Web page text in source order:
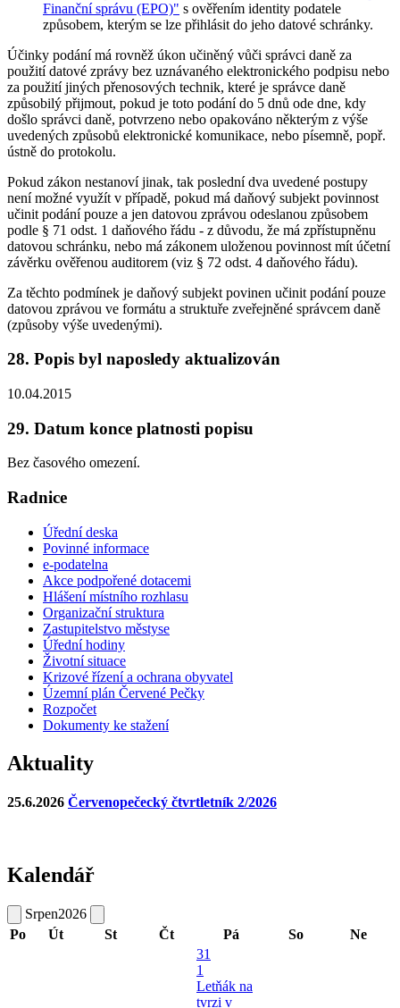
Finanční správu (EPO)" s ověřením identity podatele
způsobem, kterým se lze přihlásit do jeho datové schránky.
Účinky podání má rovněž úkon učiněný vůči správci daně za
použití datové zprávy bez uznávaného elektronického podpisu nebo
za použití jiných přenosových technik, které je správce daně
způsobilý přijmout, pokud je toto podání do 5 dnů ode dne, kdy
došlo správci daně, potvrzeno nebo opakováno některým z výše
uvedených způsobů elektronické komunikace, nebo písemně, popř.
ústně do protokolu.
Pokud zákon nestanoví jinak, tak poslední dva uvedené postupy
není možné využít v případě, pokud má daňový subjekt povinnost
učinit podání pouze a jen datovou zprávou odeslanou způsobem
podle § 71 odst. 1 daňového řádu - z důvodu, že má zpřístupněnu
datovou schránku, nebo má zákonem uloženou povinnost mít účetní
závěrku ověřenou auditorem (viz § 72 odst. 4 daňového řádu).
Za těchto podmínek je daňový subjekt povinen učinit podání pouze
datovou zprávou ve formátu a struktuře zveřejněné správcem daně
(způsoby výše uvedenými).
28. Popis byl naposledy aktualizován
10.04.2015
29. Datum konce platnosti popisu
Bez časového omezení.
Radnice
Úřední deska
Povinné informace
e-podatelna
Akce podpořené dotacemi
Hlášení místního rozhlasu
Organizační struktura
Zastupitelstvo městyse
Úřední hodiny
Životní situace
Krizové řízení a ochrana obyvatel
Územní plán Červené Pečky
Rozpočet
Dokumenty ke stažení
Aktuality
25.6.2026 Červenopečecký čtvrtletník 2/2026
Kalendář
Srpen2026
Po
Út St Čt Pá So
Ne
31
1
Letňák na
tvrzi v